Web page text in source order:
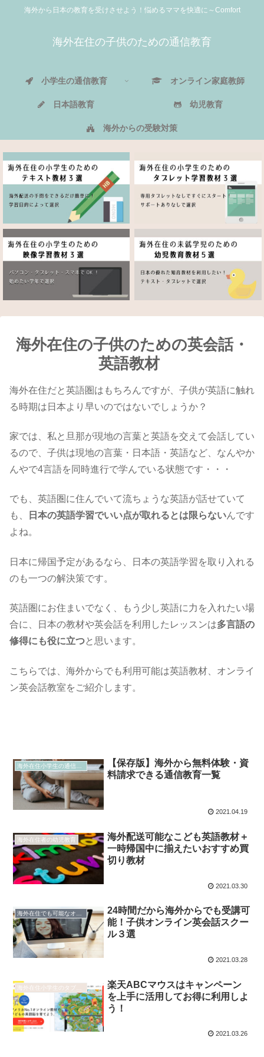
海外から日本の教育を受けさせよう！悩めるママを快適に～Comfort
海外在住の子供のための通信教育
小学生の通信教育 オンライン家庭教師
日本語教育 幼児教育
海外からの受験対策
海外在住の子供のための英会話・
英語教材
海外在住だと英語圏はもちろんですが、子供が英語に触れ
る時期は日本より早いのではないでしょうか？
家では、私と旦那が現地の言葉と英語を交えて会話してい
るので、子供は現地の言葉・日本語・英語など、なんやか
んやで4言語を同時進行で学んでいる状態です・・・
でも、英語圏に住んでいて流ちょうな英語が話せていて
も、
日本の英語学習でいい点が取れるとは限らないんです
よね。
日本に帰国予定があるなら、日本の英語学習を取り入れる
のも一つの解決策です。
英語圏にお住まいでなく、もう少し英語に力を入れたい場
合に、日本の教材や英会話を利用したレッスンは多言語の
修得にも役に立つと思います。
こちらでは、海外からでも利用可能は英語教材、オンライ
ン英会話教室をご紹介します。
【保存版】海外から無料体験・資
料請求できる通信教育一覧
2021.04.19
海外在住者の幼児教育
海外配送可能なこども英語教材＋
一時帰国中に揃えたいおすすめ買
切り教材
2021.03.30
海外在住でも可能なオンライン家庭教師
24時間だから海外からでも受講可
能！子供オンライン英会話スクー
ル３選
2021.03.28
楽天ABCマウスはキャンペーン
を上手に活用してお得に利用しよ
う！
2021.03.26